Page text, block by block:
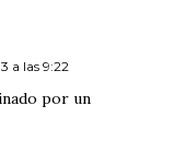
a las 9:22
por un